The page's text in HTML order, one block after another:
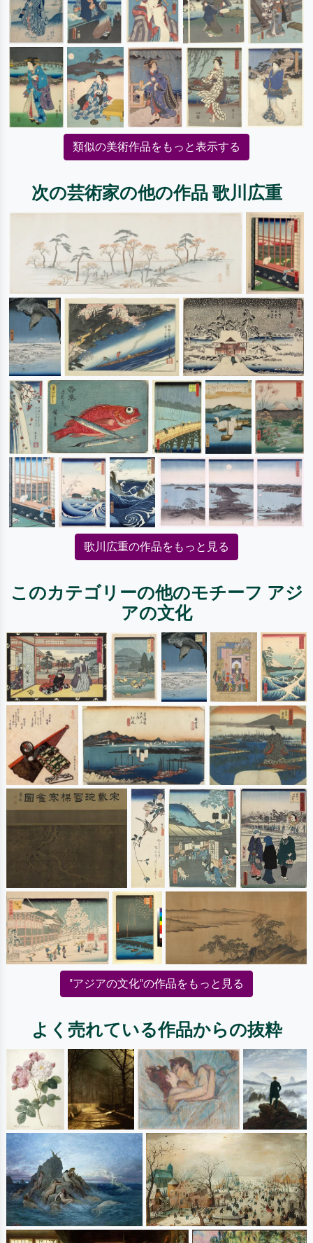
類似の美術作品をもっと表示する
次の芸術家の他の作品 歌川広重
歌川広重の作品をもっと見る
このカテゴリーの他のモチーフ アジ
アの文化
"アジアの文化"の作品をもっと見る
よく売れている作品からの抜粋